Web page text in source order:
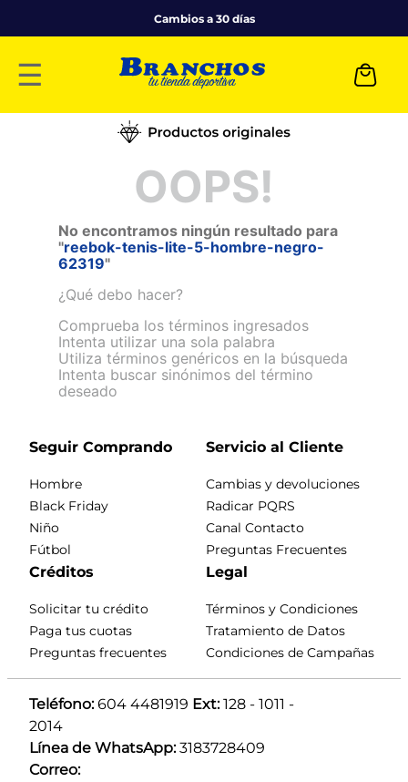
Cambios a 30 días
☰
OOPS!
No encontramos ningún resultado para
"reebok-tenis-lite-5-hombre-negro-
62319"
¿Qué debo hacer?
Comprueba los términos ingresados
Intenta utilizar una sola palabra
Utiliza términos genéricos en la búsqueda
Intenta buscar sinónimos del término
deseado
Seguir Comprando
Hombre
Black Friday
Niño
Fútbol
Servicio al Cliente
Cambias y devoluciones
Radicar PQRS
Canal Contacto
Preguntas Frecuentes
Créditos
Solicitar tu crédito
Paga tus cuotas
Preguntas frecuentes
Legal
Términos y Condiciones
Tratamiento de Datos
Condiciones de Campañas
Teléfono: 604 4481919 Ext: 128 - 1011 -
2014
Línea de WhatsApp: 3183728409
Correo: